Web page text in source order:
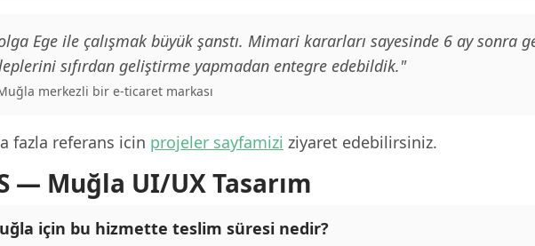
Ege ile çalışmak büyük şanstı. Mimari kararları sayesinde 6 ay sonra
sıfırdan geliştirme yapmadan entegre edebildik."
merkezli bir e-ticaret markası
fazla referans icin projeler sayfamizi ziyaret edebilirsiniz.
— Muğla UI/UX Tasarım
için bu hizmette teslim süresi nedir?